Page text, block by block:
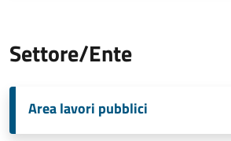
Settore/Ente
Area lavori pubblici